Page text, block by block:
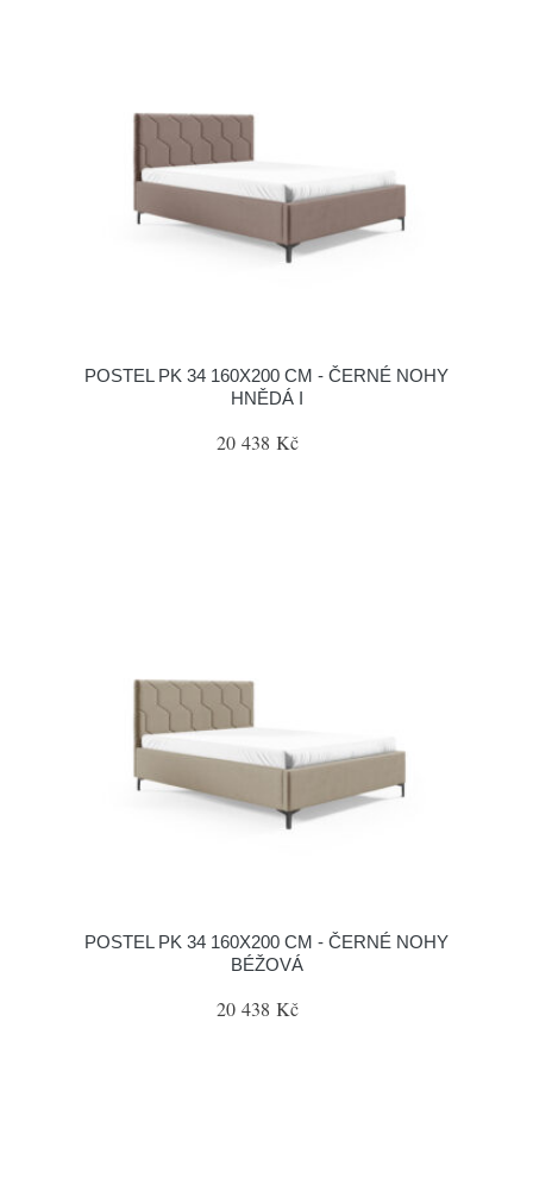
POSTEL PK 34 160X200 CM - ČERNÉ NOHY
HNĚDÁ I
20 438 Kč
POSTEL PK 34 160X200 CM - ČERNÉ NOHY
BÉŽOVÁ
20 438 Kč